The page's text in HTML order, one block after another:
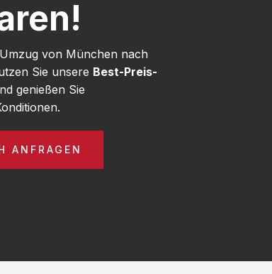
von München nach
Sie unsere Best-Preis-
genießen Sie
ANFRAGEN